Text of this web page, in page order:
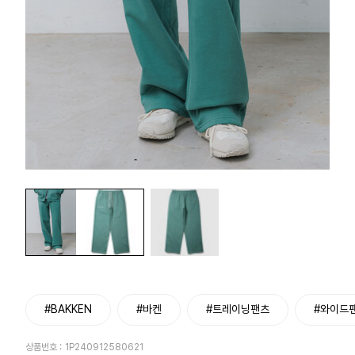
#BAKKEN #바켄 #트레이닝팬츠 #와이드
상품번호 : 1P240912580621